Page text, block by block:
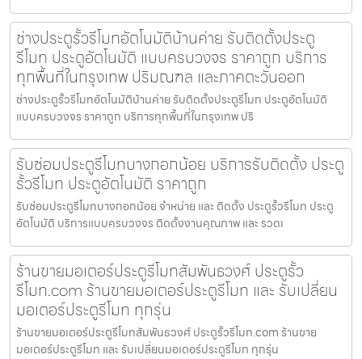
ช่างประตูรั้วรีโมทอัตโนมัติบ้านค่าย รับติดตั้งประตู
รีโมท ประตูอัตโนมัติ แบบครบวงจร ราคาถูก บริการ
ทุกพื้นที่ในกรุงเทพ ปริมณฑล และภาคตะวันออก
ช่างประตูรั้วรีโมทอัตโนมัติบ้านค่าย รับติดตั้งประตูรีโมท ประตูอัตโนมัติ
แบบครบวงจร ราคาถูก บริการทุกพื้นที่ในกรุงเทพ ปริ
รับซ่อมประตูรีโมทบางกอกน้อย บริการรับติดตั้ง ประตู
รั้วรีโมท ประตูอัตโนมัติ ราคาถูก
รับซ่อมประตูรีโมทบางกอกน้อย จำหน่าย และ ติดตั้ง ประตูรั้วรีโมท ประตู
อัตโนมัติ บริการแบบครบวงจร ติดตั้งงานคุณภาพ และ รวดเ
ร้านขายมอเตอร์ประตูรีโมทสัมพันธวงศ์ ประตูรั้ว
รีโมท.com ร้านขายมอเตอร์ประตูรีโมท และ รับเปลี่ยน
มอเตอร์ประตูรีโมท ทุกรุ่น
ร้านขายมอเตอร์ประตูรีโมทสัมพันธวงศ์ ประตูรั้วรีโมท.com ร้านขาย
มอเตอร์ประตูรีโมท และ รับเปลี่ยนมอเตอร์ประตูรีโมท ทุกรุ่น